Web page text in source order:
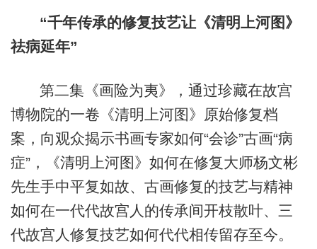
“千年传承的修复技艺让《清明上河图》
祛病延年”
第二集《画险为夷》，通过珍藏在故宫
博物院的一卷《清明上河图》原始修复档
案，向观众揭示书画专家如何“会诊”古画“病
症”，《清明上河图》如何在修复大师杨文彬
先生手中平复如故、古画修复的技艺与精神
如何在一代代故宫人的传承间开枝散叶、三
代故宫人修复技艺如何代代相传留存至今。